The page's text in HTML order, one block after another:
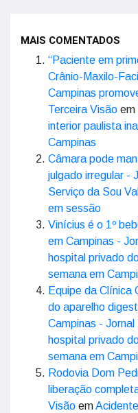
MAIS COMENTADOS
“Paciente em
Crânio-Maxilo-
Campinas
Terceira Visão em
interior paulista
Campinas
Câmara pode
julgado irregular -
Serviço da Sou
em sessão
Vinícius é o 1º
em Campinas -
hospital privado
semana em
Equipe da Clínica
do aparelho
Campinas -
hospital privado
semana em
Rodovia Dom
liberação
Visão em